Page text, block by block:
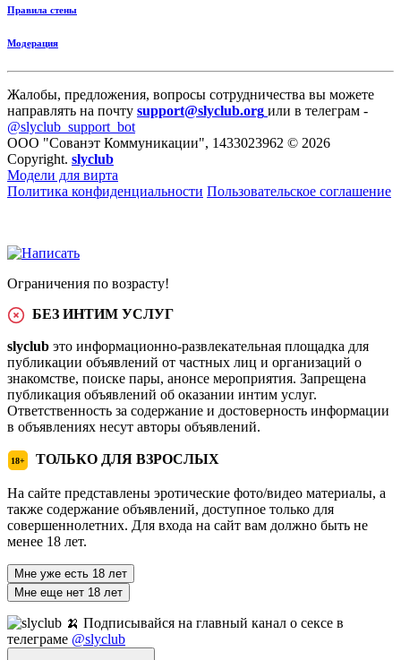
Правила стены
Модерация
Жалобы, предложения, вопросы сотрудничества вы можете
направлять на почту support@slyclub.org или в телеграм -
@slyclub_support_bot
ООО "Сованэт Коммуникации", 1433023962 © 2026
Copyright. slyclub
Модели для вирта
Политика конфиденциальности Пользовательское соглашение
Ограничения по возрасту!
БЕЗ ИНТИМ УСЛУГ
slyclub это информационно-развлекательная площадка для
публикации объявлений от частных лиц и организаций о
знакомстве, поиске пары, анонсе мероприятия. Запрещена
публикация объявлений об оказании интим услуг.
Ответственность за содержание и достоверность информации
в объявлениях несут авторы объявлений.
18+ ТОЛЬКО ДЛЯ ВЗРОСЛЫХ
На сайте представлены эротические фото/видео материалы, а
также содержание объявлений, доступное только для
совершеннолетних. Для входа на сайт вам должно быть не
менее 18 лет.
Мне уже есть 18 лет
Мне еще нет 18 лет
🍌 Подписывайся на главный канал о сексе в
телеграме @slyclub